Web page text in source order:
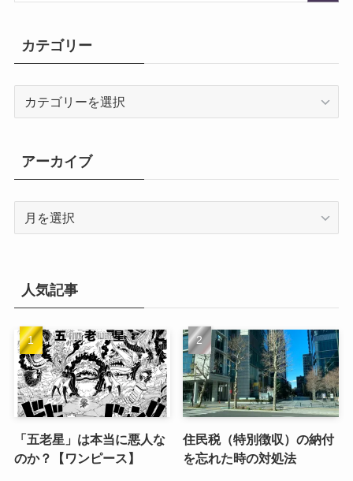
カテゴリー
リ
ー
アーカイブ
ブ人気記事
「五老星」は本当に悪人な
のか？【ワンピース】
住民税（特別徴収）の納付
を忘れた時の対処法